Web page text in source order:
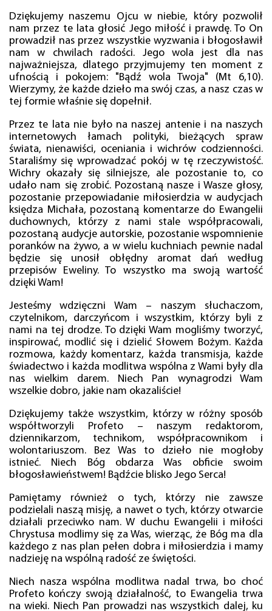
Dziękujemy naszemu Ojcu w niebie, który pozwolił
nam przez te lata głosić Jego miłość i prawdę. To On
prowadził nas przez wszystkie wyzwania i błogosławił
nam w chwilach radości. Jego wola jest dla nas
najważniejsza, dlatego przyjmujemy ten moment z
ufnością i pokojem: "Bądź wola Twoja" (Mt 6,10).
Wierzymy, że każde dzieło ma swój czas, a nasz czas w
tej formie właśnie się dopełnił.
Przez te lata nie było na naszej antenie i na naszych
internetowych łamach polityki, bieżących spraw
świata, nienawiści, oceniania i wichrów codzienności.
Staraliśmy się wprowadzać pokój w tę rzeczywistość.
Wichry okazały się silniejsze, ale pozostanie to, co
udało nam się zrobić. Pozostaną nasze i Wasze głosy,
pozostanie przepowiadanie miłosierdzia w audycjach
księdza Michała, pozostaną komentarze do Ewangelii
duchownych, którzy z nami stale współpracowali,
pozostaną audycje autorskie, pozostanie wspomnienie
poranków na żywo, a w wielu kuchniach pewnie nadal
będzie się unosił obłędny aromat dań według
przepisów Eweliny. To wszystko ma swoją wartość
dzięki Wam!
Jesteśmy wdzięczni Wam – naszym słuchaczom,
czytelnikom, darczyńcom i wszystkim, którzy byli z
nami na tej drodze. To dzięki Wam mogliśmy tworzyć,
inspirować, modlić się i dzielić Słowem Bożym. Każda
rozmowa, każdy komentarz, każda transmisja, każde
świadectwo i każda modlitwa wspólna z Wami były dla
nas wielkim darem. Niech Pan wynagrodzi Wam
wszelkie dobro, jakie nam okazaliście!
Dziękujemy także wszystkim, którzy w różny sposób
współtworzyli Profeto – naszym redaktorom,
dziennikarzom, technikom, współpracownikom i
wolontariuszom. Bez Was to dzieło nie mogłoby
istnieć. Niech Bóg obdarza Was obficie swoim
błogosławieństwem! Bądźcie blisko Jego Serca!
Pamiętamy również o tych, którzy nie zawsze
podzielali naszą misję, a nawet o tych, którzy otwarcie
działali przeciwko nam. W duchu Ewangelii i miłości
Chrystusa modlimy się za Was, wierząc, że Bóg ma dla
każdego z nas plan pełen dobra i miłosierdzia i mamy
nadzieję na wspólną radość ze świętości.
Niech nasza wspólna modlitwa nadal trwa, bo choć
Profeto kończy swoją działalność, to Ewangelia trwa
na wieki. Niech Pan prowadzi nas wszystkich dalej, ku